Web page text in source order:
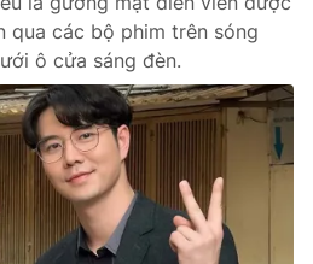
hình Việt Nam
qua các bộ phim trên sóng
ô cửa sáng đèn.